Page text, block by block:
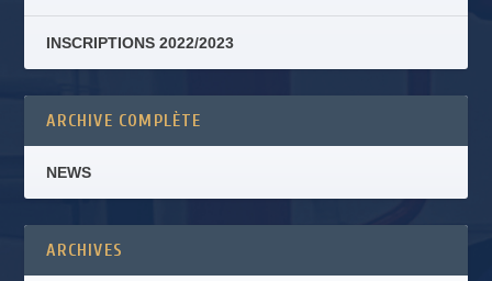
INSCRIPTIONS 2022/2023
ARCHIVE COMPLÈTE
NEWS
ARCHIVES